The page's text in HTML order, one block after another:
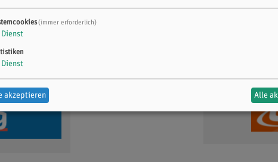
(immer erforderlich)
Dienst
Dienst
akzeptieren Alle